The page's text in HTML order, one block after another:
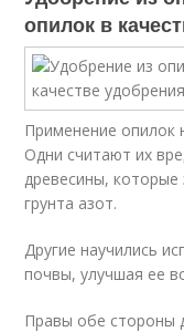
опилок в
Применение опилок
Одни считают их
древесины, которые
грунта азот.
Другие научились
почвы, улучшая ее
Правы обе стороны